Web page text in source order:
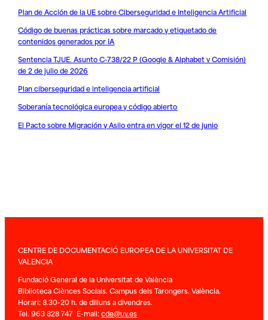
Plan de Acción de la UE sobre Ciberseguridad e Inteligencia Artificial
Código de buenas prácticas sobre marcado y etiquetado de
contenidos generados por IA
Sentencia TJUE. Asunto C-738/22 P (Google & Alphabet v Comisión)
de 2 de julio de 2026
Plan ciberseguridad e inteligencia artificial
Soberanía tecnológica europea y código abierto
El Pacto sobre Migración y Asilo entra en vigor el 12 de junio
CENTRE DE DOCUMENTACIÓ EUROPEA DE LA UNIVERSITAT DE
VALENCIA
Fundació General de la Universitat de València
Biblioteca Ciènces Socials. Campus dels Tarongers. València.
Horari: 8.30-20 h. de dilluns a divendres.
Tel. 963 828 747 E-mail:cde@uv.es